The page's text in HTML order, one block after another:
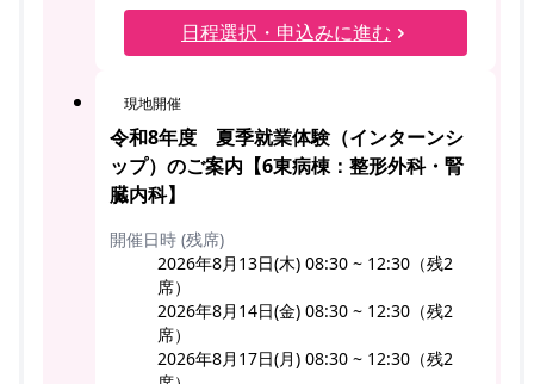
日程選択・申込みに進む
現地開催
令和8年度 夏季就業体験（インターンシ
ップ）のご案内【6東病棟：整形外科・腎
臓内科】
開催日時 (残席)
2026年8月13日(木) 08:30 ~ 12:30（残2
席）
2026年8月14日(金) 08:30 ~ 12:30（残2
席）
2026年8月17日(月) 08:30 ~ 12:30（残2